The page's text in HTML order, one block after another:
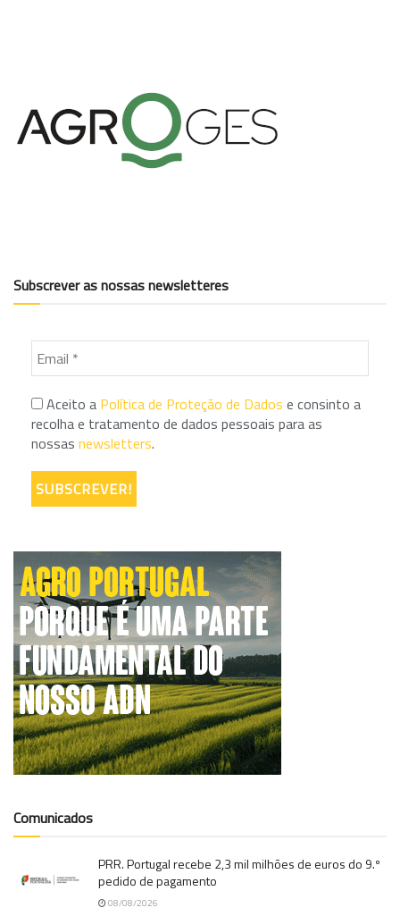
Subscrever as nossas newsletteres
Aceito a Política de Proteção de Dados e consinto a
recolha e tratamento de dados pessoais para as
nossas newsletters.
Comunicados
PRR. Portugal recebe 2,3 mil milhões de euros do 9.º
pedido de pagamento
08/08/2026